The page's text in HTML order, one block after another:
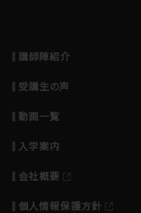
講師陣紹介
受講生の声
動画一覧
入学案内
会社概要
個人情報保護方針